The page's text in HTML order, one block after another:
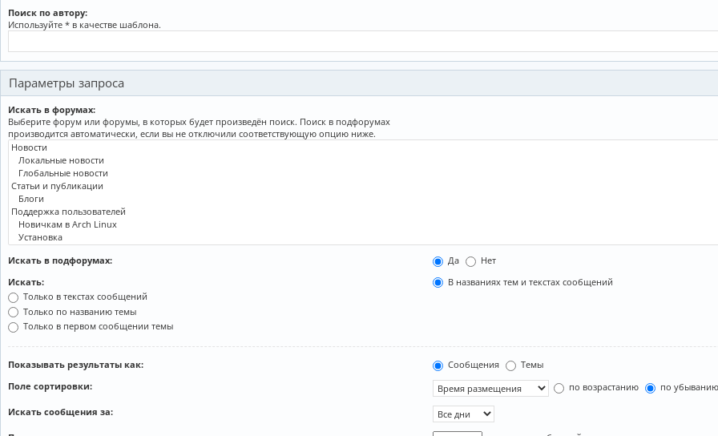
Поиск по автору:
Используйте * в качестве шаблона.
Параметры запроса
Искать в форумах:
Выберите форум или форумы, в которых будет произведён поиск. Поиск в подфорумах
производится автоматически, если вы не отключили соответствующую опцию ниже.
Искать в подфорумах: Да
Нет
Искать:
В названиях тем и текстах сообщений
Только в текстах сообщений
Только по названию темы
Только в первом сообщении темы
Показывать результаты как: Сообщения
Темы
Поле сортировки:
по возрастанию по убыванию
Искать сообщения за: